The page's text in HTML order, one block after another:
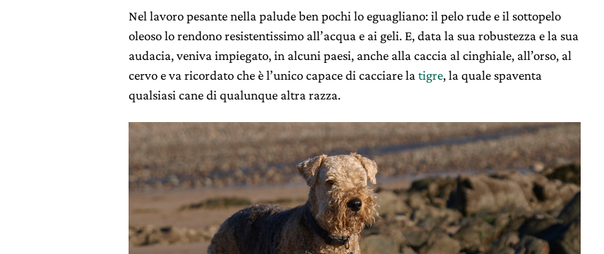
Nel lavoro pesante nella palude ben pochi lo eguagliano: il pelo rude e il sottopelo
oleoso lo rendono resistentissimo all’acqua e ai geli. E, data la sua robustezza e la sua
audacia, veniva impiegato, in alcuni paesi, anche alla caccia al cinghiale, all’orso, al
cervo e va ricordato che è l’unico capace di cacciare la tigre, la quale spaventa
qualsiasi cane di qualunque altra razza.